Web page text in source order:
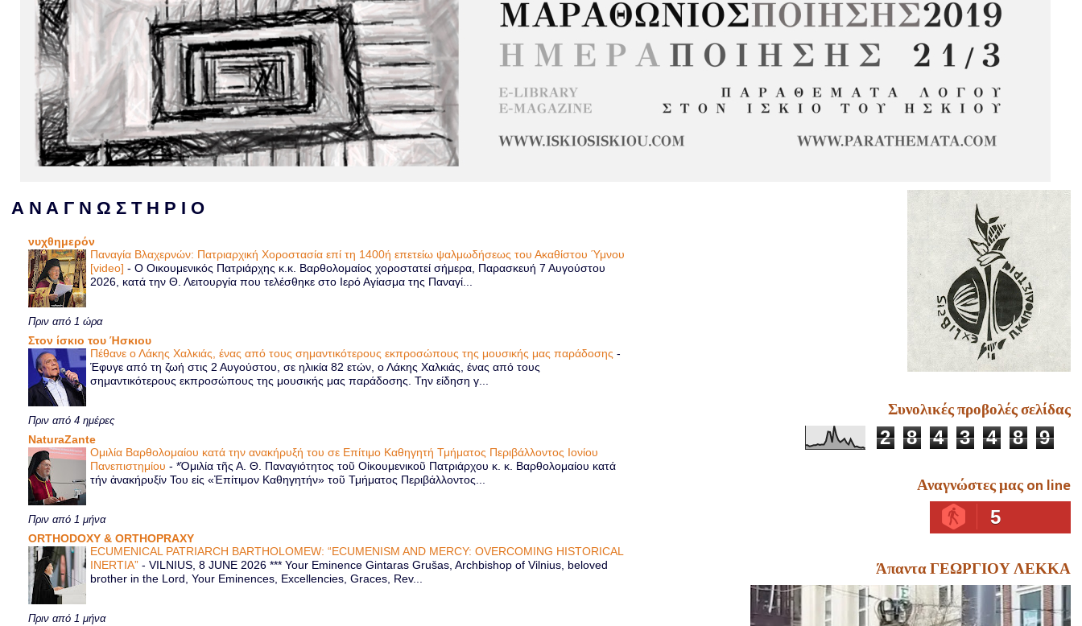
Α Ν Α Γ Ν Ω Σ Τ Η Ρ Ι Ο
νυχθημερόν
Παναγία Βλαχερνών: Πατριαρχική Χοροστασία επί τη 1400ή επετείω ψαλμωδήσεως του Ακαθίστου Ύμνου
[video]-Ο Οικουμενικός Πατριάρχης κ.κ. Βαρθολομαίος χοροστατεί σήμερα, Παρασκευή 7 Αυγούστου
2026, κατά την Θ. Λειτουργία που τελέσθηκε στο Ιερό Αγίασμα της Παναγί...
Πριν από 1 ώρα
Στον ίσκιο του Ήσκιου
Πέθανε ο Λάκης Χαλκιάς, ένας από τους σημαντικότερους εκπροσώπους της μουσικής μας παράδοσης-
Έφυγε από τη ζωή στις 2 Αυγούστου, σε ηλικία 82 ετών, ο Λάκης Χαλκιάς, ένας από τους
σημαντικότερους εκπροσώπους της μουσικής μας παράδοσης. Την είδηση γ...
Πριν από 4 ημέρες
NaturaZante
Ομιλία Βαρθολομαίου κατά την ανακήρυξή του σε Επίτιμο Καθηγητή Τμήματος Περιβάλλοντος Ιονίου
Πανεπιστημίου-*Ὁμιλία τῆς Α. Θ. Παναγιότητος τοῦ Οἰκουμενικοῦ Πατριάρχου κ. κ. Βαρθολομαίου κατά
τήν ἀνακήρυξίν Του εἰς «Ἐπίτιμον Καθηγητήν» τοῦ Τμήματος Περιβάλλοντος...
Πριν από 1 μήνα
ORTHODOXY & ORTHOPRAXY
ECUMENICAL PATRIARCH BARTHOLOMEW: “ECUMENISM AND MERCY: OVERCOMING HISTORICAL
INERTIA”-VILNIUS, 8 JUNE 2026 *** Your Eminence Gintaras Grušas, Archbishop of Vilnius, beloved
brother in the Lord, Your Eminences, Excellencies, Graces, Rev...
Πριν από 1 μήνα
Συνολικές προβολές σελίδας
2 8 4 3 4 8 9
Αναγνώστες μας on line
5
Άπαντα ΓΕΩΡΓΙΟΥ ΛΕΚΚΑ